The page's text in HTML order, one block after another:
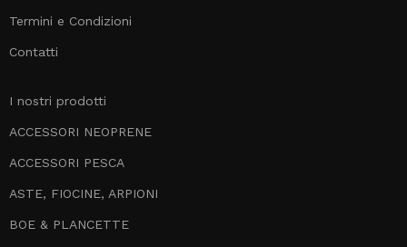
Termini e Condizioni
Contatti
I nostri prodotti
ACCESSORI NEOPRENE
ACCESSORI PESCA
ASTE, FIOCINE, ARPIONI
BOE & PLANCETTE